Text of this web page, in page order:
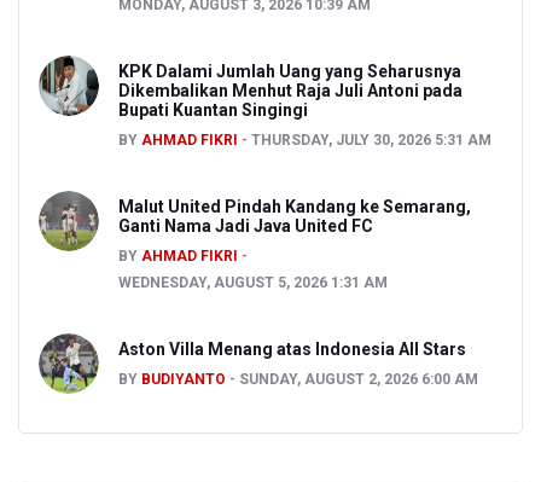
MONDAY, AUGUST 3, 2026 10:39 AM
KPK Dalami Jumlah Uang yang Seharusnya
Dikembalikan Menhut Raja Juli Antoni pada
Bupati Kuantan Singingi
BY AHMAD FIKRI THURSDAY, JULY 30, 2026 5:31 AM
Malut United Pindah Kandang ke Semarang,
Ganti Nama Jadi Java United FC
BY AHMAD FIKRI
WEDNESDAY, AUGUST 5, 2026 1:31 AM
Aston Villa Menang atas Indonesia All Stars
BY BUDIYANTO SUNDAY, AUGUST 2, 2026 6:00 AM